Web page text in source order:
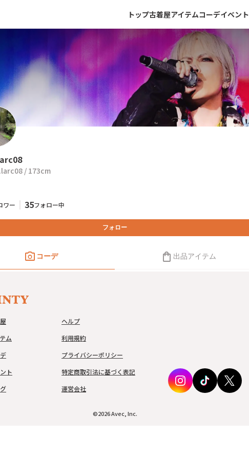
トップ古着屋アイテムコーデイベント
/ 173cm
ワー 35フォロー中
フォロー
photo_camera コーデ shopping_bag 出品アイテム
ム
ト
ヘルプ
利用規約
プライバシーポリシー
特定商取引法に基づく表記
運営会社
©2026Avec, Inc.